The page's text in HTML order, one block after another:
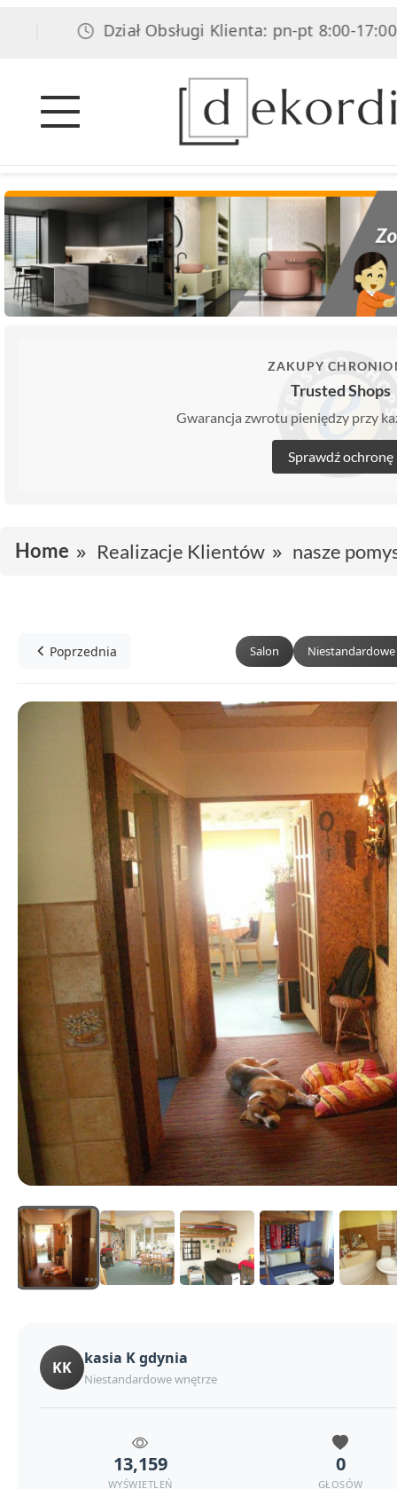
Dział Obsługi Klienta: pn-pt 8:00-17:00, sob
ZAKUPY
Trusted Shops
Gwarancja zwrotu pieniędzy przy
Sprawdź ochronę
Home Realizacje Klientów nasze
Poprzednia Salon
KK kasia K gdynia
Niestandardowe wnętrze
13,159
WYŚWIETLEŃ
0
GŁOSÓW